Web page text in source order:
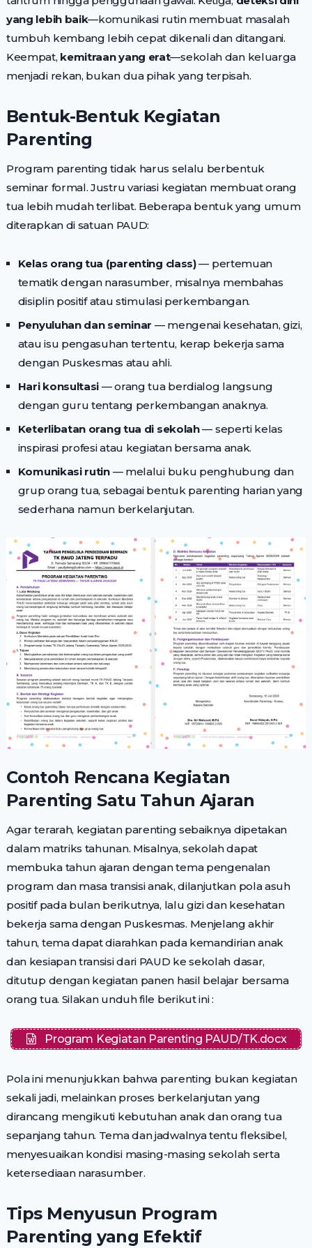
yang lebih baik—komunikasi rutin membuat masalah
tumbuh kembang lebih cepat dikenali dan ditangani.
Keempat, kemitraan yang erat—sekolah dan keluarga
menjadi rekan, bukan dua pihak yang terpisah.
Bentuk-Bentuk Kegiatan
Parenting
Program parenting tidak harus selalu berbentuk
seminar formal. Justru variasi kegiatan membuat orang
tua lebih mudah terlibat. Beberapa bentuk yang umum
diterapkan di satuan PAUD:
Kelas orang tua (parenting class)— pertemuan
tematik dengan narasumber, misalnya membahas
disiplin positif atau stimulasi perkembangan.
Penyuluhan dan seminar — mengenai kesehatan, gizi,
atau isu pengasuhan tertentu, kerap bekerja sama
dengan Puskesmas atau ahli.
Hari konsultasi — orang tua berdialog langsung
dengan guru tentang perkembangan anaknya.
Keterlibatan orang tua di sekolah— seperti kelas
inspirasi profesi atau kegiatan bersama anak.
Komunikasi rutin— melalui buku penghubung dan
grup orang tua, sebagai bentuk parenting harian yang
sederhana namun berkelanjutan.
Contoh Rencana Kegiatan
Parenting Satu Tahun Ajaran
Agar terarah, kegiatan parenting sebaiknya dipetakan
dalam matriks tahunan. Misalnya, sekolah dapat
membuka tahun ajaran dengan tema pengenalan
program dan masa transisi anak, dilanjutkan pola asuh
positif pada bulan berikutnya, lalu gizi dan kesehatan
bekerja sama dengan Puskesmas. Menjelang akhir
tahun, tema dapat diarahkan pada kemandirian anak
dan kesiapan transisi dari PAUD ke sekolah dasar,
ditutup dengan kegiatan panen hasil belajar bersama
orang tua. Silakan unduh file berikut ini :
Program Kegiatan Parenting PAUD/TK.docx
Pola ini menunjukkan bahwa parenting bukan kegiatan
sekali jadi, melainkan proses berkelanjutan yang
dirancang mengikuti kebutuhan anak dan orang tua
sepanjang tahun. Tema dan jadwalnya tentu fleksibel,
menyesuaikan kondisi masing-masing sekolah serta
ketersediaan narasumber.
Tips Menyusun Program
Parenting yang Efektif